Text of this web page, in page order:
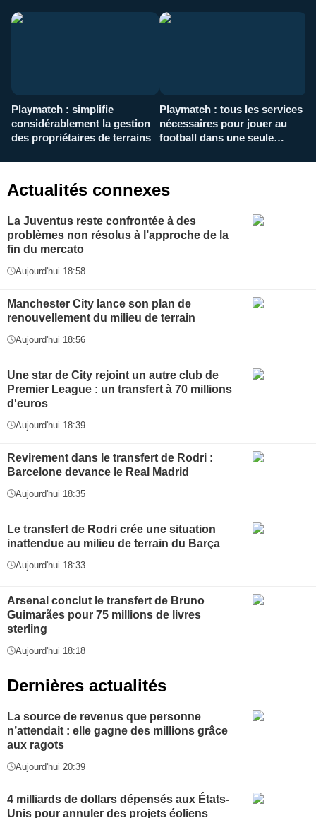
Playmatch : simplifie
considérablement la gestion
des propriétaires de terrains
Playmatch : tous les services
nécessaires pour jouer au
football dans une seule
Actualités connexes
La Juventus reste confrontée à des
problèmes non résolus à l’approche de la
fin du mercato
Aujourd'hui 18:58
Manchester City lance son plan de
renouvellement du milieu de terrain
Aujourd'hui 18:56
Une star de City rejoint un autre club de
Premier League : un transfert à 70 millions
d'euros
Aujourd'hui 18:39
Revirement dans le transfert de Rodri :
Barcelone devance le Real Madrid
Aujourd'hui 18:35
Le transfert de Rodri crée une situation
inattendue au milieu de terrain du Barça
Aujourd'hui 18:33
Arsenal conclut le transfert de Bruno
Guimarães pour 75 millions de livres
sterling
Aujourd'hui 18:18
Dernières actualités
La source de revenus que personne
n’attendait : elle gagne des millions grâce
aux ragots
Aujourd'hui 20:39
4 milliards de dollars dépensés aux États-
Unis pour annuler des projets éoliens